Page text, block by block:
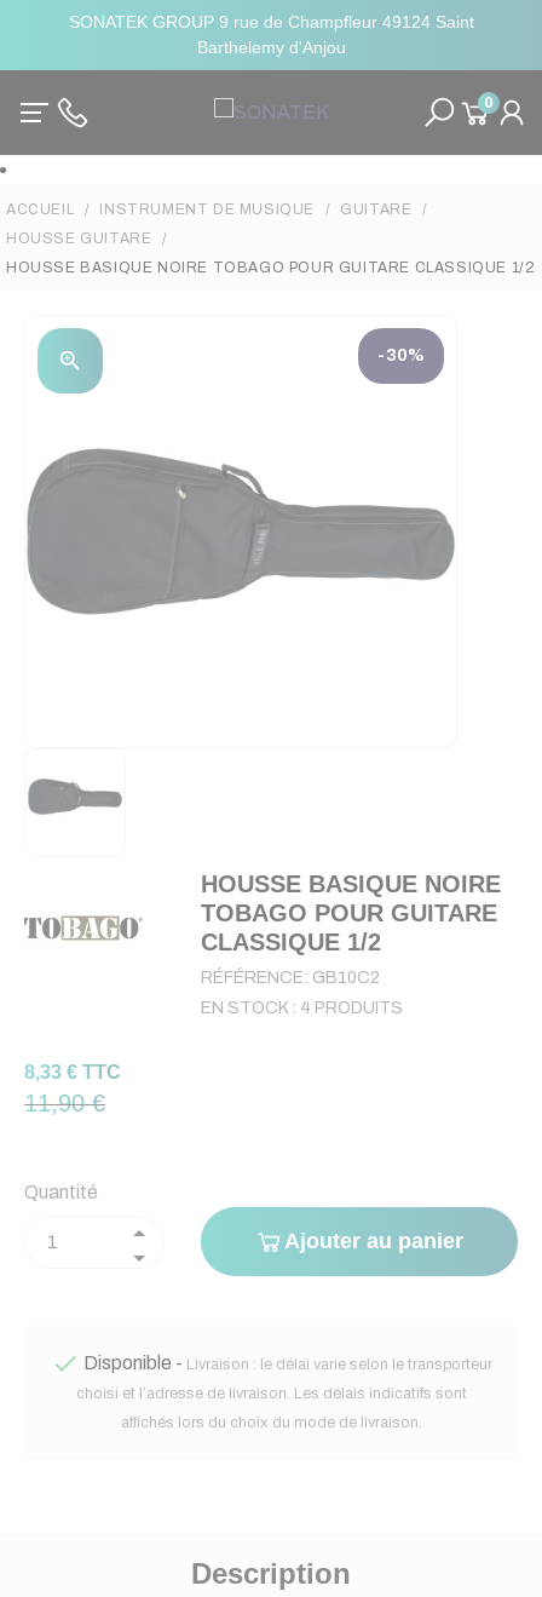
SONATEK GROUP 9 rue de Champfleur 49124 Saint
Barthelemy d'Anjou
0
ACCUEIL INSTRUMENT DE MUSIQUE
GUITARE
HOUSSE GUITARE
HOUSSE BASIQUE NOIRE TOBAGO POUR GUITARE CLASSIQUE 1/2
zoom_in -30%
HOUSSE BASIQUE NOIRE
TOBAGO POUR GUITARE
CLASSIQUE 1/2
RÉFÉRENCE: GB10C2
EN STOCK : 4 PRODUITS
8,33 € TTC
11,90 €
Quantité
Ajouter au panier
 Disponible - Livraison : le délai varie selon le transporteur
choisi et l’adresse de livraison. Les délais indicatifs sont
affichés lors du choix du mode de livraison.
Description